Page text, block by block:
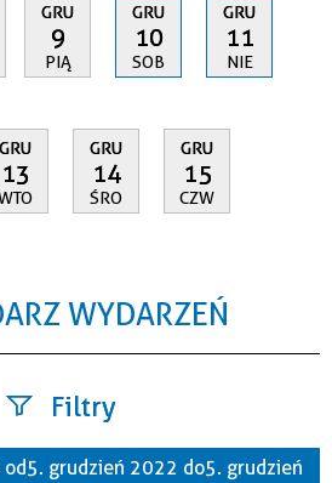
GRU
9
PIĄ
GRU
10
SOB
GRU
11
NIE
GRU
13
GRU
14
ŚRO
GRU
15
CZW
WYDARZEŃ
Filtry
od 5. grudzień 2022 do 5. grudzień